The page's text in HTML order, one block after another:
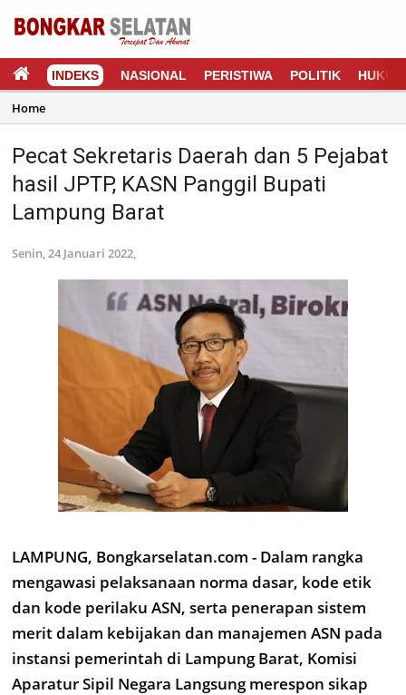
INDEKS NASIONAL PERISTIWA POLITIK HUKUM
Home
Pecat Sekretaris Daerah dan 5 Pejabat
hasil JPTP, KASN Panggil Bupati
Lampung Barat
Senin, 24 Januari 2022,
LAMPUNG, Bongkarselatan.com - Dalam rangka
mengawasi pelaksanaan norma dasar, kode etik
dan kode perilaku ASN, serta penerapan sistem
merit dalam kebijakan dan manajemen ASN pada
instansi pemerintah di Lampung Barat, Komisi
Aparatur Sipil Negara Langsung merespon sikap